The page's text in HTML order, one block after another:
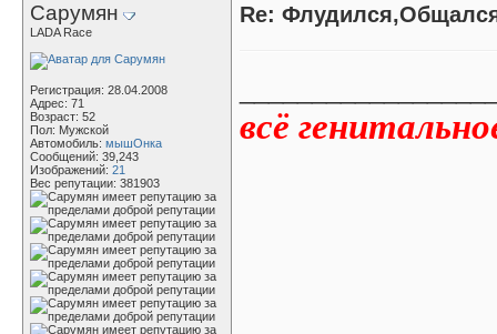
Сарумян
LADA Race
Регистрация: 28.04.2008
Адрес: 71
Возраст: 52
Пол: Мужской
Автомобиль: мышОнка
Сообщений: 39,243
Изображений: 21
Вес репутации: 381903
Re:
всё